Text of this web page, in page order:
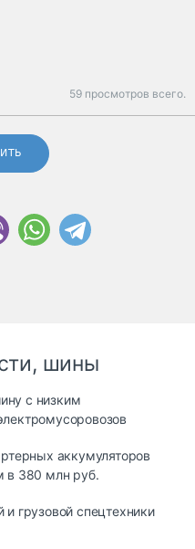
59 просмотров всего.
шины
с низким
аккумуляторов
в 380 млн руб.
грузовой спецтехники